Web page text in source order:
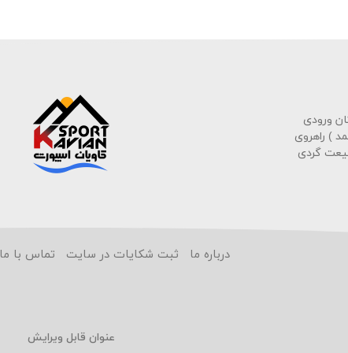
ورودی
) راهروی
و طبیعت گردی
درباره ما ثبت شکایات در سایت تماس با ما
عنوان قابل ویرایش